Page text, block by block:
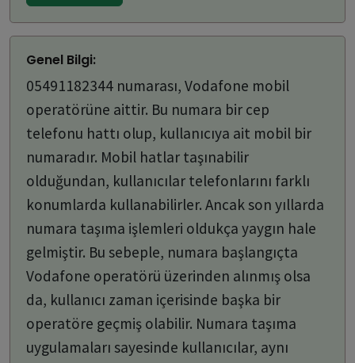
Genel Bilgi:
05491182344 numarası, Vodafone mobil
operatörüne aittir. Bu numara bir cep
telefonu hattı olup, kullanıcıya ait mobil bir
numaradır. Mobil hatlar taşınabilir
olduğundan, kullanıcılar telefonlarını farklı
konumlarda kullanabilirler. Ancak son yıllarda
numara taşıma işlemleri oldukça yaygın hale
gelmiştir. Bu sebeple, numara başlangıçta
Vodafone operatörü üzerinden alınmış olsa
da, kullanıcı zaman içerisinde başka bir
operatöre geçmiş olabilir. Numara taşıma
uygulamaları sayesinde kullanıcılar, aynı